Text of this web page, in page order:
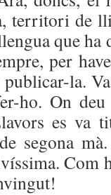
territori de
que ha
per
la.
ho. On deu
es va
segona
Com